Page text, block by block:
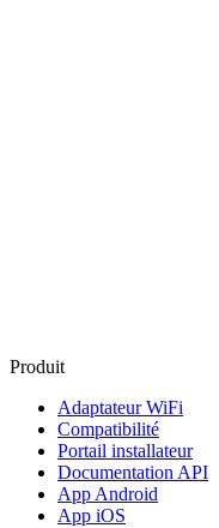
Produit
Adaptateur WiFi
Compatibilité
Portail installateur
Documentation API
App Android
App iOS